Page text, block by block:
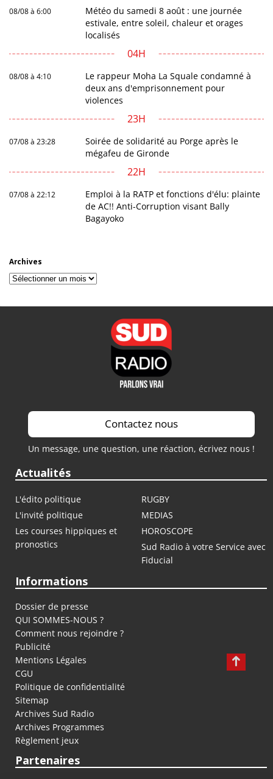
08/08 à 6:00
Météo du samedi 8 août : une journée
estivale, entre soleil, chaleur et orages
localisés
04H
08/08 à 4:10
Le rappeur Moha La Squale condamné à
deux ans d'emprisonnement pour
violences
23H
07/08 à 23:28
Soirée de solidarité au Porge après le
mégafeu de Gironde
22H
07/08 à 22:12
Emploi à la RATP et fonctions d'élu: plainte
de AC!! Anti-Corruption visant Bally
Bagayoko
Archives
Archives
Contactez nous
Un message, une question, une réaction, écrivez nous !
Actualités
L'édito politique
RUGBY
L'invité politique
MEDIAS
Les courses hippiques et
pronostics
HOROSCOPE
Sud Radio à votre Service avec
Fiducial
Informations
Dossier de presse
QUI SOMMES-NOUS ?
Comment nous rejoindre ?
Publicité
Mentions Légales
CGU
Politique de confidentialité
Sitemap
Archives Sud Radio
Archives Programmes
Règlement jeux
Partenaires